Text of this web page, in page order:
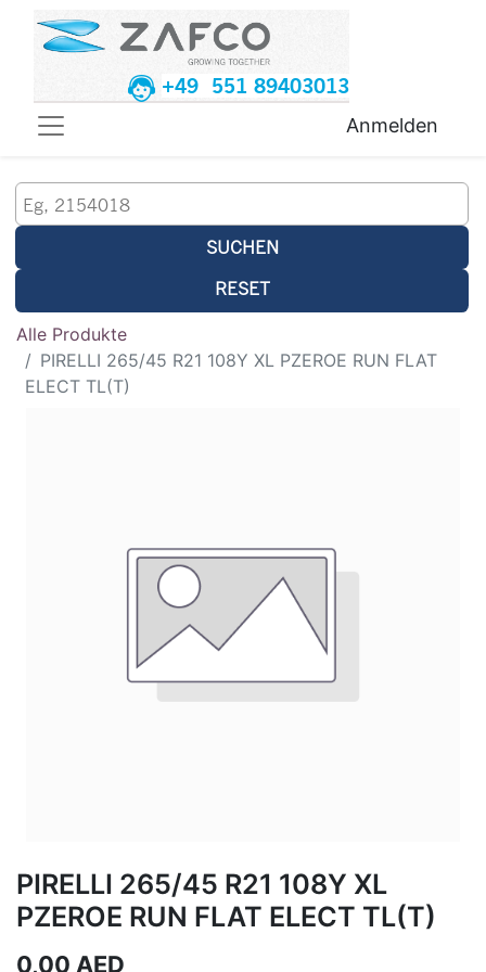
+49 551 89403013
Anmelden
SUCHEN
RESET
Alle Produkte
PIRELLI 265/45 R21 108Y XL PZEROE RUN FLAT
ELECT TL(T)
PIRELLI 265/45 R21 108Y XL
PZEROE RUN FLAT ELECT TL(T)
0,00 AED